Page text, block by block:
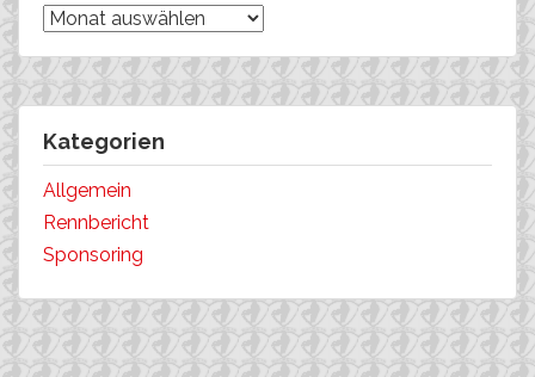
Archiv
Kategorien
Allgemein
Rennbericht
Sponsoring